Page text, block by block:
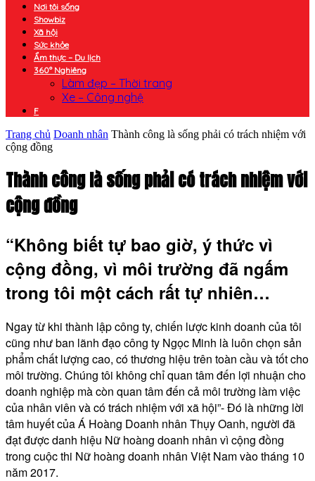
Nơi tôi sống
Showbiz
Xã hội
Sức khỏe
Ẩm thực – Du lịch
360° Nghiêng
Làm đẹp – Thời trang
Xe – Công nghệ
F
Trang chủ Doanh nhân Thành công là sống phải có trách nhiệm với
cộng đồng
Thành công là sống phải có trách nhiệm với
cộng đồng
“Không biết tự bao giờ, ý thức vì
cộng đồng, vì môi trường đã ngấm
trong tôi một cách rất tự nhiên…
Ngay từ khi thành lập công ty, chiến lược kinh doanh của tôi
cũng như ban lãnh đạo công ty Ngọc Minh là luôn chọn sản
phẩm chất lượng cao, có thương hiệu trên toàn cầu và tốt cho
môi trường. Chúng tôi không chỉ quan tâm đến lợi nhuận cho
doanh nghiệp mà còn quan tâm đến cả môi trường làm việc
của nhân viên và có trách nhiệm với xã hội”- Đó là những lời
tâm huyết của Á Hoàng Doanh nhân Thụy Oanh, người đã
đạt được danh hiệu Nữ hoàng doanh nhân vì cộng đồng
trong cuộc thi Nữ hoàng doanh nhân Việt Nam vào tháng 10
năm 2017.